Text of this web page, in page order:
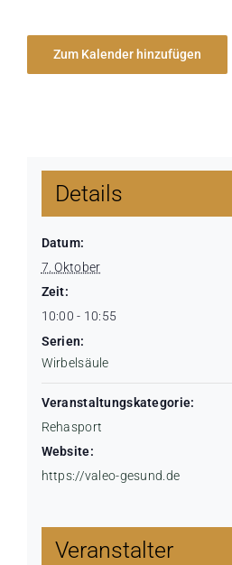
Zum Kalender hinzufügen
Details
Datum:
7. Oktober
Zeit:
10:00 - 10:55
Serien:
Wirbelsäule
Veranstaltungskategorie:
Rehasport
Website:
https://valeo-gesund.de
Veranstalter